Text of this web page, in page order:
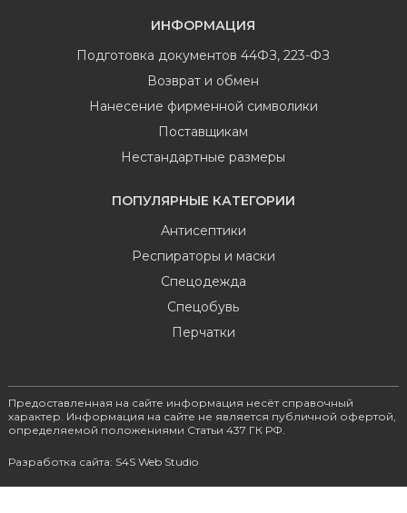
ИНФОРМАЦИЯ
Подготовка документов 44ФЗ, 223-ФЗ
Возврат и обмен
Нанесение фирменной символики
Поставщикам
Нестандартные размеры
ПОПУЛЯРНЫЕ КАТЕГОРИИ
Антисептики
Респираторы и маски
Спецодежда
Спецобувь
Перчатки
Предоставленная на сайте информация несёт справочный
характер. Информация на сайте не является публичной офертой,
определяемой положениями Статьи 437 ГК РФ.
Разработка сайта: S4S Web Studio